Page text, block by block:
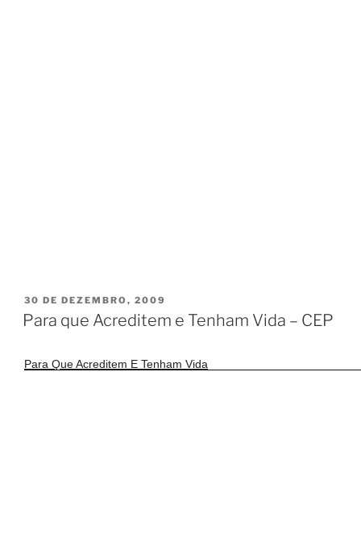
PUBLICADO
EM
30 DE DEZEMBRO, 2009
Para que Acreditem e Tenham Vida – CEP
Para Que Acreditem E Tenham Vida